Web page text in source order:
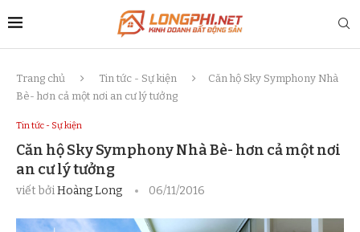
Trang chủ Tin tức - Sự kiện
Căn hộ Sky Symphony Nhà
Bè- hơn cả một nơi an cư lý tưởng
Tin tức - Sự kiện
Căn hộ Sky Symphony Nhà Bè- hơn cả một nơi
an cư lý tưởng
viết bởiHoàng Long 06/11/2016